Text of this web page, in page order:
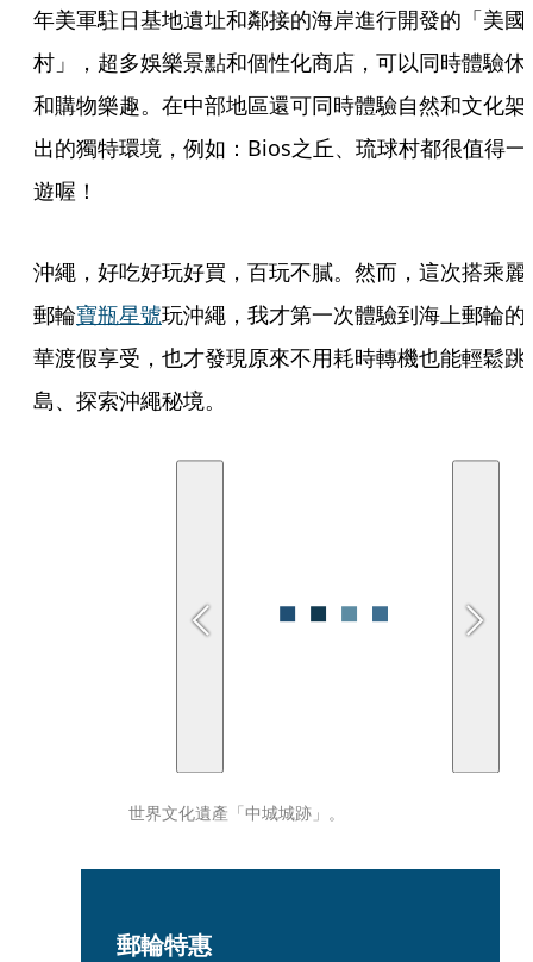
年美軍駐日基地遺址和鄰接的海岸進行開發的「美國
村」，超多娛樂景點和個性化商店，可以同時體驗休
和購物樂趣。在中部地區還可同時體驗自然和文化架
出的獨特環境，例如：Bios之丘、琉球村都很值得一
遊喔！
沖繩，好吃好玩好買，百玩不膩。然而，這次搭乘麗
郵輪寶瓶星號玩沖繩，我才第一次體驗到海上郵輪的
華渡假享受，也才發現原來不用耗時轉機也能輕鬆跳
島、探索沖繩秘境。
世界文化遺產「中城城跡」。
郵輪特惠